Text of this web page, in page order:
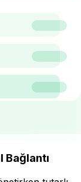
Bağlantı